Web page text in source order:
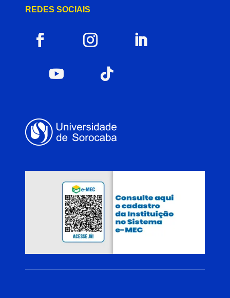
REDES SOCIAIS